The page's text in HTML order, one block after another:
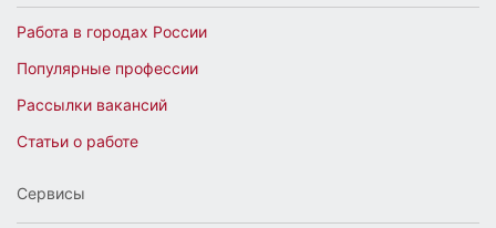
Работа в городах России
Популярные профессии
Рассылки вакансий
Статьи о работе
Сервисы